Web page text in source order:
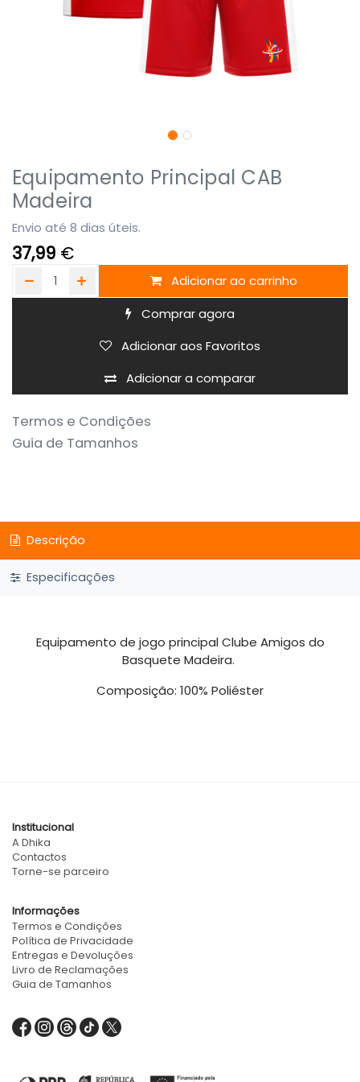
Equipamento Principal CAB
Madeira
Envio até 8 dias úteis.
37,99 €
Adicionar ao carrinho
Comprar agora
Adicionar a comparar
Adicionar aos Favoritos
Termos e Condições
Guia de Tamanhos
Descrição
Especificações
Equipamento de jogo principal Clube Amigos do
Basquete Madeira.
Composição: 100% Poliéster
Institucional
A Dhika
Contactos
Torne-se parceiro
Informações
Termos e Condições
Política de Privacidade
Entregas e Devoluções
Livro de Reclamações
Guia de Tamanhos